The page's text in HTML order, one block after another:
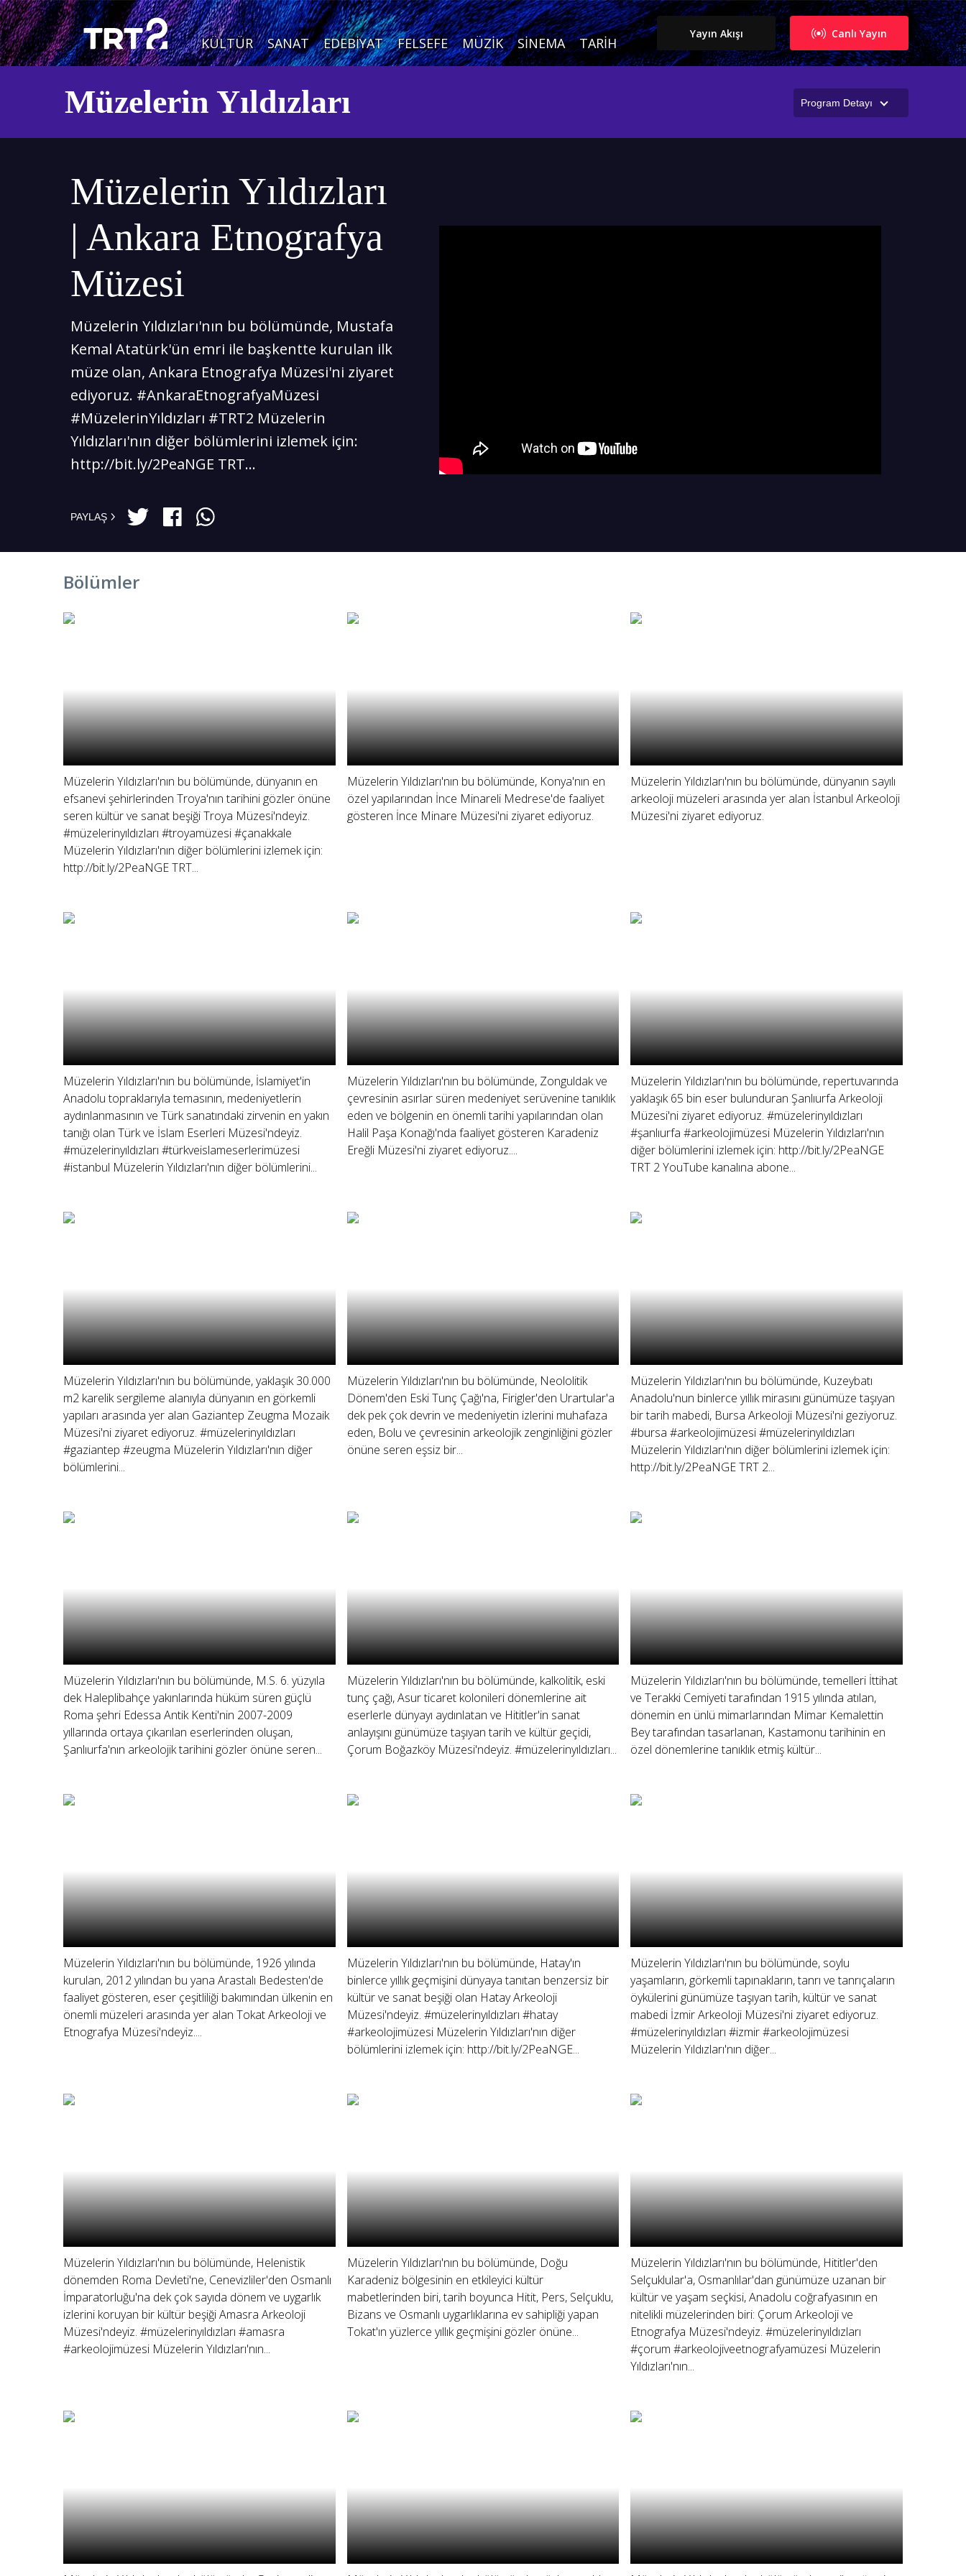
KÜLTÜR SANAT EDEBIYAT FELSEFE MÜZIK SINEMA TARIH
Canlı Yayın
Yayın Akışı
Program Detayı
Müzelerin Yıldızları
Müzelerin Yıldızları
| Ankara Etnografya
Müzesi
Müzelerin Yıldızları'nın bu bölümünde, Mustafa
Kemal Atatürk'ün emri ile başkentte kurulan ilk
müze olan, Ankara Etnografya Müzesi'ni ziyaret
ediyoruz. #AnkaraEtnografyaMüzesi
#MüzelerinYıldızları #TRT2 Müzelerin
Yıldızları'nın diğer bölümlerini izlemek için:
http://bit.ly/2PeaNGE TRT...
PAYLAŞ
Bölümler
Müzelerin Yıldızları'nın bu bölümünde, dünyanın en
efsanevi şehirlerinden Troya'nın tarihini gözler önüne
seren kültür ve sanat beşiği Troya Müzesi'ndeyiz.
#müzelerinyıldızları #troyamüzesi #çanakkale
Müzelerin Yıldızları'nın diğer bölümlerini izlemek için:
http://bit.ly/2PeaNGE TRT...
Müzelerin Yıldızları'nın bu bölümünde, Konya'nın en
özel yapılarından İnce Minareli Medrese'de faaliyet
gösteren İnce Minare Müzesi'ni ziyaret ediyoruz.
Müzelerin Yıldızları'nın bu bölümünde, dünyanın sayılı
arkeoloji müzeleri arasında yer alan İstanbul Arkeoloji
Müzesi'ni ziyaret ediyoruz.
Müzelerin Yıldızları'nın bu bölümünde, İslamiyet'in
Anadolu topraklarıyla temasının, medeniyetlerin
aydınlanmasının ve Türk sanatındaki zirvenin en yakın
tanığı olan Türk ve İslam Eserleri Müzesi'ndeyiz.
#müzelerinyıldızları #türkveislameserlerimüzesi
#istanbul Müzelerin Yıldızları'nın diğer bölümlerini...
Müzelerin Yıldızları'nın bu bölümünde, Zonguldak ve
çevresinin asırlar süren medeniyet serüvenine tanıklık
eden ve bölgenin en önemli tarihi yapılarından olan
Halil Paşa Konağı'nda faaliyet gösteren Karadeniz
Ereğli Müzesi'ni ziyaret ediyoruz....
Müzelerin Yıldızları'nın bu bölümünde, repertuvarında
yaklaşık 65 bin eser bulunduran Şanlıurfa Arkeoloji
Müzesi'ni ziyaret ediyoruz. #müzelerinyıldızları
#şanlıurfa #arkeolojimüzesi Müzelerin Yıldızları'nın
diğer bölümlerini izlemek için: http://bit.ly/2PeaNGE
TRT 2 YouTube kanalına abone...
Müzelerin Yıldızları'nın bu bölümünde, yaklaşık 30.000
m2 karelik sergileme alanıyla dünyanın en görkemli
yapıları arasında yer alan Gaziantep Zeugma Mozaik
Müzesi'ni ziyaret ediyoruz. #müzelerinyıldızları
#gaziantep #zeugma Müzelerin Yıldızları'nın diğer
bölümlerini...
Müzelerin Yıldızları'nın bu bölümünde, Neololitik
Dönem'den Eski Tunç Çağı'na, Firigler'den Urartular'a
dek pek çok devrin ve medeniyetin izlerini muhafaza
eden, Bolu ve çevresinin arkeolojik zenginliğini gözler
önüne seren eşsiz bir...
Müzelerin Yıldızları'nın bu bölümünde, Kuzeybatı
Anadolu'nun binlerce yıllık mirasını günümüze taşıyan
bir tarih mabedi, Bursa Arkeoloji Müzesi'ni geziyoruz.
#bursa #arkeolojimüzesi #müzelerinyıldızları
Müzelerin Yıldızları'nın diğer bölümlerini izlemek için:
http://bit.ly/2PeaNGE TRT 2...
Müzelerin Yıldızları'nın bu bölümünde, M.S. 6. yüzyıla
dek Haleplibahçe yakınlarında hüküm süren güçlü
Roma şehri Edessa Antik Kenti'nin 2007-2009
yıllarında ortaya çıkarılan eserlerinden oluşan,
Şanlıurfa'nın arkeolojik tarihini gözler önüne seren...
Müzelerin Yıldızları'nın bu bölümünde, kalkolitik, eski
tunç çağı, Asur ticaret kolonileri dönemlerine ait
eserlerle dünyayı aydınlatan ve Hititler'in sanat
anlayışını günümüze taşıyan tarih ve kültür geçidi,
Çorum Boğazköy Müzesi'ndeyiz. #müzelerinyıldızları...
Müzelerin Yıldızları'nın bu bölümünde, temelleri İttihat
ve Terakki Cemiyeti tarafından 1915 yılında atılan,
dönemin en ünlü mimarlarından Mimar Kemalettin
Bey tarafından tasarlanan, Kastamonu tarihinin en
özel dönemlerine tanıklık etmiş kültür...
Müzelerin Yıldızları'nın bu bölümünde, 1926 yılında
kurulan, 2012 yılından bu yana Arastalı Bedesten'de
faaliyet gösteren, eser çeşitliliği bakımından ülkenin en
önemli müzeleri arasında yer alan Tokat Arkeoloji ve
Etnografya Müzesi'ndeyiz....
Müzelerin Yıldızları'nın bu bölümünde, Hatay'ın
binlerce yıllık geçmişini dünyaya tanıtan benzersiz bir
kültür ve sanat beşiği olan Hatay Arkeoloji
Müzesi'ndeyiz. #müzelerinyıldızları #hatay
#arkeolojimüzesi Müzelerin Yıldızları'nın diğer
bölümlerini izlemek için: http://bit.ly/2PeaNGE...
Müzelerin Yıldızları'nın bu bölümünde, soylu
yaşamların, görkemli tapınakların, tanrı ve tanrıçaların
öykülerini günümüze taşıyan tarih, kültür ve sanat
mabedi İzmir Arkeoloji Müzesi'ni ziyaret ediyoruz.
#müzelerinyıldızları #izmir #arkeolojimüzesi
Müzelerin Yıldızları'nın diğer...
Müzelerin Yıldızları'nın bu bölümünde, Helenistik
dönemden Roma Devleti'ne, Cenevizliler'den Osmanlı
İmparatorluğu'na dek çok sayıda dönem ve uygarlık
izlerini koruyan bir kültür beşiği Amasra Arkeoloji
Müzesi'ndeyiz. #müzelerinyıldızları #amasra
#arkeolojimüzesi Müzelerin Yıldızları'nın...
Müzelerin Yıldızları'nın bu bölümünde, Doğu
Karadeniz bölgesinin en etkileyici kültür
mabetlerinden biri, tarih boyunca Hitit, Pers, Selçuklu,
Bizans ve Osmanlı uygarlıklarına ev sahipliği yapan
Tokat'ın yüzlerce yıllık geçmişini gözler önüne...
Müzelerin Yıldızları'nın bu bölümünde, Hititler'den
Selçuklular'a, Osmanlılar'dan günümüze uzanan bir
kültür ve yaşam seçkisi, Anadolu coğrafyasının en
nitelikli müzelerinden biri: Çorum Arkeoloji ve
Etnografya Müzesi'ndeyiz. #müzelerinyıldızları
#çorum #arkeolojiveetnografyamüzesi Müzelerin
Yıldızları'nın...